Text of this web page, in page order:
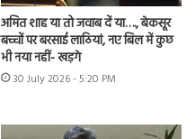
अमित शाह या तो जवाब दें या…., बेकसूर
बच्चों पर बरसाई लाठियां, नए बिल में कुछ
भी नया नहीं- खड़गे
30 July 2026 - 5:20 PM